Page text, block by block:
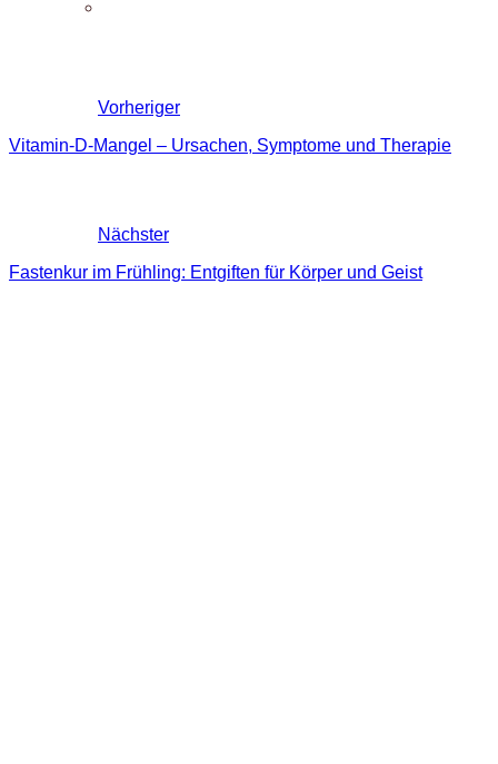
Vorheriger
Vitamin-D-Mangel – Ursachen, Symptome und Therapie
Nächster
Fastenkur im Frühling: Entgiften für Körper und Geist